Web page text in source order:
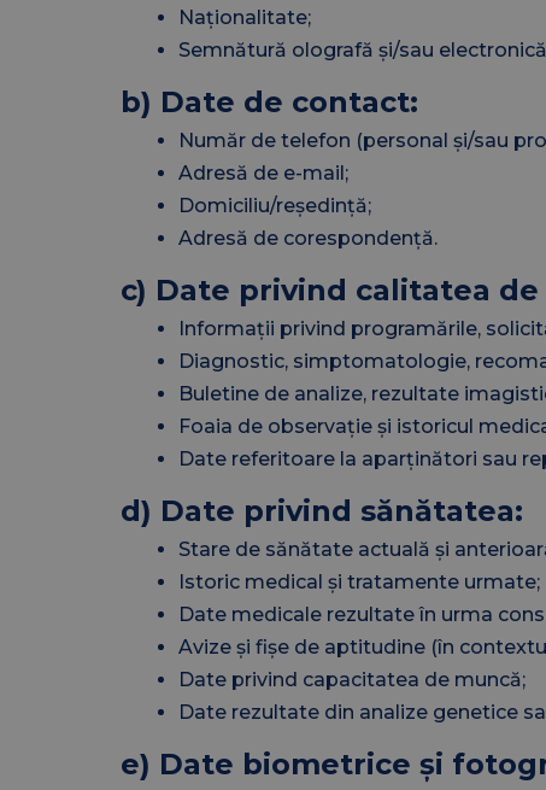
Naționalitate;
Semnătură olografă și/sau
b) Date de contact:
Număr de telefon (personal și/sau
Adresă de e-mail;
Domiciliu/reședință;
Adresă de corespondență.
c) Date privind calitatea
Informații privind programările,
Diagnostic, simptomatologie,
Buletine de analize, rezultate
Foaia de observație și istoricul
Date referitoare la aparținători sau
d) Date privind sănătatea:
Stare de sănătate actuală și
Istoric medical și tratamente urmate;
Date medicale rezultate în urma
Avize și fișe de aptitudine (în
Date privind capacitatea de muncă;
Date rezultate din analize genetice
e) Date biometrice și